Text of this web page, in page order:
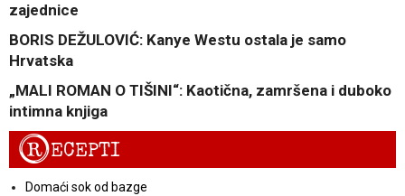
zajednice
BORIS DEŽULOVIĆ: Kanye Westu ostala je samo
Hrvatska
„MALI ROMAN O TIŠINI“: Kaotična, zamršena i duboko
intimna knjiga
RECEPTI
Domaći sok od bazge